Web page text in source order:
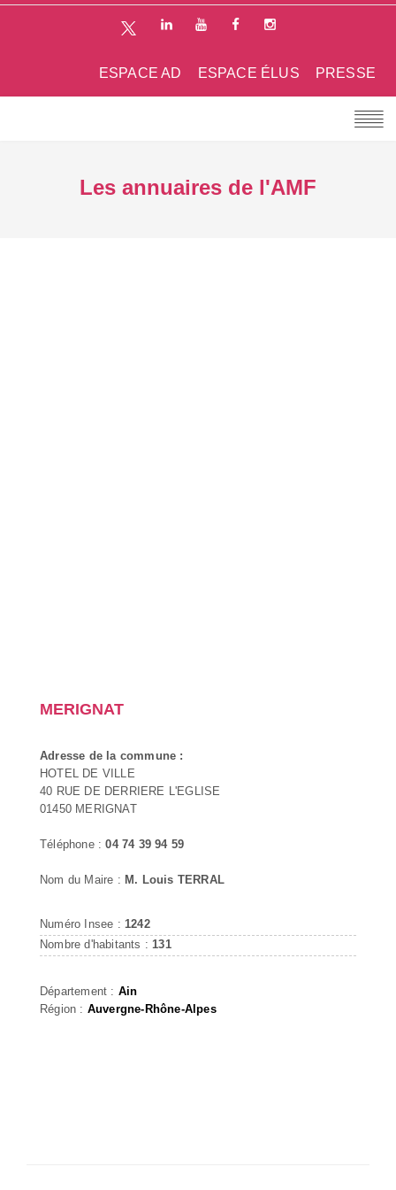
PRESSE
ESPACE ÉLUS
ESPACE AD
Les annuaires de l'AMF
MERIGNAT
Adresse de la commune :
HOTEL DE VILLE
40 RUE DE DERRIERE L'EGLISE
01450 MERIGNAT
Téléphone :04 74 39 94 59
Nom du Maire : M. Louis TERRAL
Numéro Insee : 1242
Nombre d'habitants : 131
Département : Ain
Région : Auvergne-Rhône-Alpes